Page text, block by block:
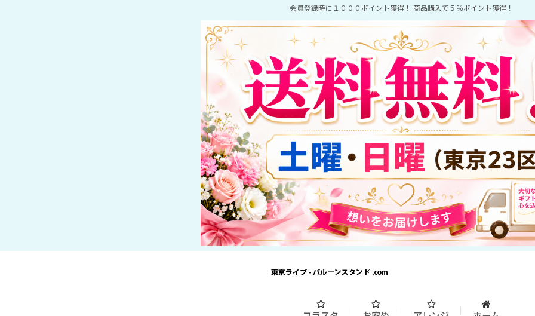
会員登録時に１０００ポイント獲得！ 商品購入で５％ポイント獲得！